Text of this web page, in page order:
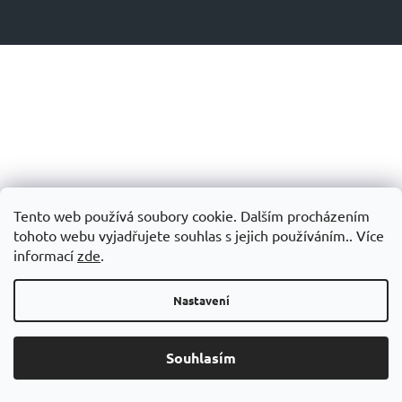
Tento web používá soubory cookie. Dalším procházením
tohoto webu vyjadřujete souhlas s jejich používáním.. Více
informací zde.
Nastavení
Souhlasím